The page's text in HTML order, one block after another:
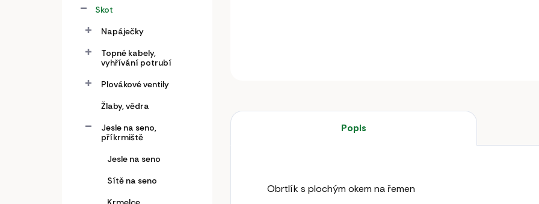
Skot
Napáječky
Topné kabely,
vyhřívání potrubí
Plovákové ventily
Žlaby, vědra
Jesle na seno,
příkrmiště
Jesle na seno
Sítě na seno
Popis
Obrtlík s plochým okem na řemen